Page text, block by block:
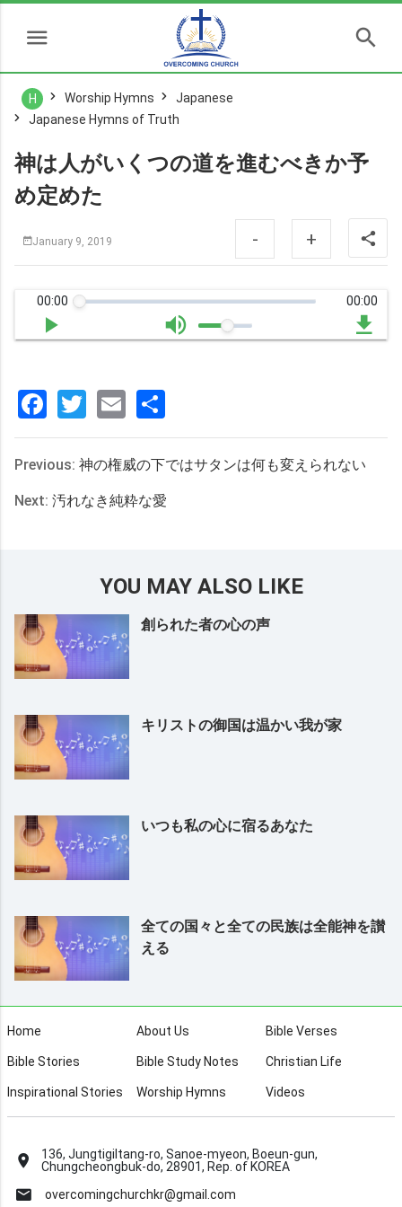
H Worship Hymns
Japanese
Japanese Hymns of Truth
神は⼈がいくつの道を進むべきか予
め定めた
January 9, 2019 - +
00:00 00:00
Facebook
Twitter
Email
享
Previous: 神の権威の下ではサタンは何も変えられない
Next: 汚れなき純粋な愛
YOU MAY ALSO LIKE
創られた者の心の声
キリストの御国は温かい我が家
いつも私の心に宿るあなた
全ての国々と全ての民族は全能神を讃
える
Home About Us Bible Verses
Bible Stories Bible Study Notes Christian Life
Inspirational Stories Worship Hymns Videos
136, Jungtigiltang-ro, Sanoe-myeon, Boeun-gun,
Chungcheongbuk-do, 28901, Rep. of KOREA
overcomingchurchkr@gmail.com